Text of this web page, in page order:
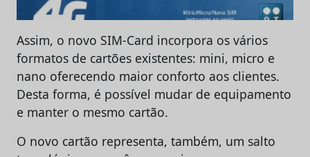
Assim, o novo SIM-Card incorpora os vários
formatos de cartões existentes: mini, micro e
nano oferecendo maior conforto aos clientes.
Desta forma, é possível mudar de equipamento
e manter o mesmo cartão.
O novo cartão representa, também, um salto